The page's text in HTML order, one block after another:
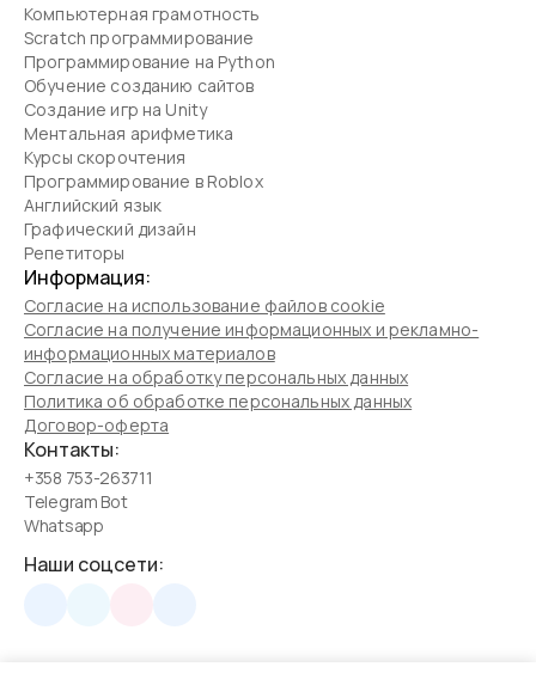
Компьютерная грамотность
Scratch программирование
Программирование на Python
Обучение созданию сайтов
Создание игр на Unity
Ментальная арифметика
Курсы скорочтения
Программирование в Roblox
Английский язык
Графический дизайн
Репетиторы
Информация:
Согласие на использование файлов cookie
Согласие на получение информационных и рекламно-
информационных материалов
Согласие на обработку персональных данных
Политика об обработке персональных данных
Договор-оферта
Контакты:
+358 753-263711
Telegram Bot
Whatsapp
Наши соцсети: